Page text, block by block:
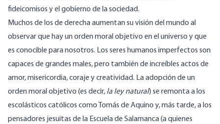
fideicomisos y el gobierno de la sociedad.
Muchos de los de derecha aumentan su visión del mundo al
observar que hay un orden moral objetivo en el universo y que
es conocible para nosotros. Los seres humanos imperfectos son
capaces de grandes males, pero también de increíbles actos de
amor, misericordia, coraje y creatividad. La adopción de un
orden moral objetivo (es decir, la ley natural) se remonta a los
escolásticos católicos como Tomás de Aquino y, más tarde, a los
pensadores jesuitas de la Escuela de Salamanca (a quienes